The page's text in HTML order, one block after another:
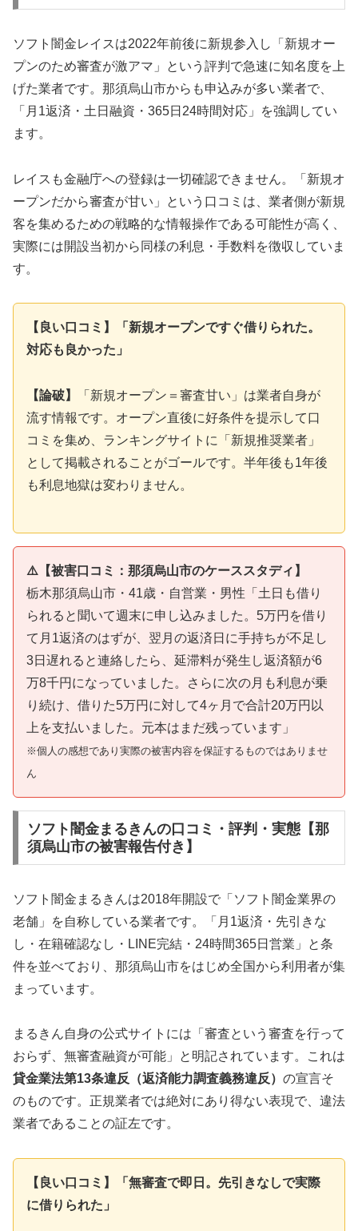
ソフト闇金レイスは2022年前後に新規参入し「新規オー
プンのため審査が激アマ」という評判で急速に知名度を上
げた業者です。那須烏山市からも申込みが多い業者で、
「月1返済・土日融資・365日24時間対応」を強調してい
ます。
レイスも金融庁への登録は一切確認できません。「新規オ
ープンだから審査が甘い」という口コミは、業者側が新規
客を集めるための戦略的な情報操作である可能性が高く、
実際には開設当初から同様の利息・手数料を徴収していま
す。
【良い口コミ】「新規オープンですぐ借りられた。
対応も良かった」
【論破】
「新規オープン＝審査甘い」は業者自身が
流す情報です。オープン直後に好条件を提示して口
コミを集め、ランキングサイトに「新規推奨業者」
として掲載されることがゴールです。半年後も1年後
も利息地獄は変わりません。
⚠️【被害口コミ：那須烏山市のケーススタディ】
栃木那須烏山市・41歳・自営業・男性「土日も借り
られると聞いて週末に申し込みました。5万円を借り
て月1返済のはずが、翌月の返済日に手持ちが不足し
3日遅れると連絡したら、延滞料が発生し返済額が6
万8千円になっていました。さらに次の月も利息が乗
り続け、借りた5万円に対して4ヶ月で合計20万円以
上を支払いました。元本はまだ残っています」
※個人の感想であり実際の被害内容を保証するものではありませ
ん
ソフト闇金まるきんの口コミ・評判・実態【那
須烏山市の被害報告付き】
ソフト闇金まるきんは2018年開設で「ソフト闇金業界の
老舗」を自称している業者です。「月1返済・先引きな
し・在籍確認なし・LINE完結・24時間365日営業」と条
件を並べており、那須烏山市をはじめ全国から利用者が集
まっています。
まるきん自身の公式サイトには「審査という審査を行って
おらず、無審査融資が可能」と明記されています。これは
貸金業法第13条違反（返済能力調査義務違反） の宣言そ
のものです。正規業者では絶対にあり得ない表現で、違法
業者であることの証左です。
【良い口コミ】「無審査で即日。先引きなしで実際
に借りられた」